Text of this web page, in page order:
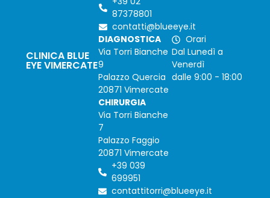
87378801
contatti@blueeye.it
CLINICA BLUE
EYE VIMERCATE
DIAGNOSTICA
Via Torri Bianche
9
Palazzo Quercia
20871 Vimercate
CHIRURGIA
Via Torri Bianche
7
Palazzo Faggio
20871 Vimercate
+39 039
699951
contattitorri@blueeye.it
Orari
Dal Lunedì a
Venerdì
dalle 9:00 - 18:00